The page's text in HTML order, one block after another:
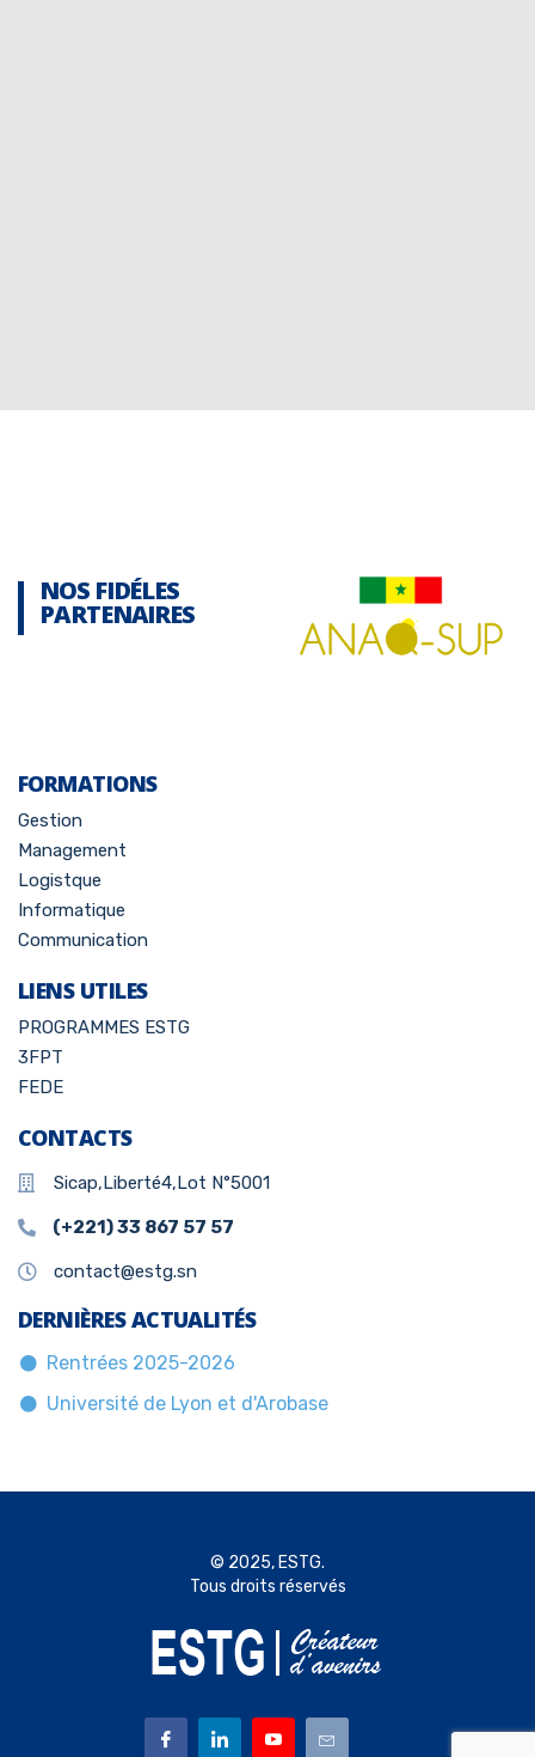
NOS FIDÉLES
PARTENAIRES
FORMATIONS
Gestion
Management
Logistque
Informatique
Communication
LIENS UTILES
PROGRAMMES ESTG
3FPT
FEDE
CONTACTS
Sicap,Liberté4,Lot N°5001
(+221) 33 867 57 57
contact@estg.sn
DERNIÈRES ACTUALITÉS
Rentrées 2025-2026
Université de Lyon et d'Arobase
© 2025, ESTG.
Tous droits réservés